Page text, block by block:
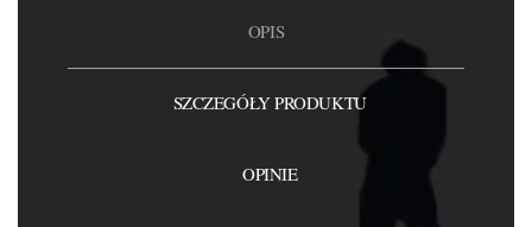
OPIS
SZCZEGÓŁY PRODUKTU
OPINIE